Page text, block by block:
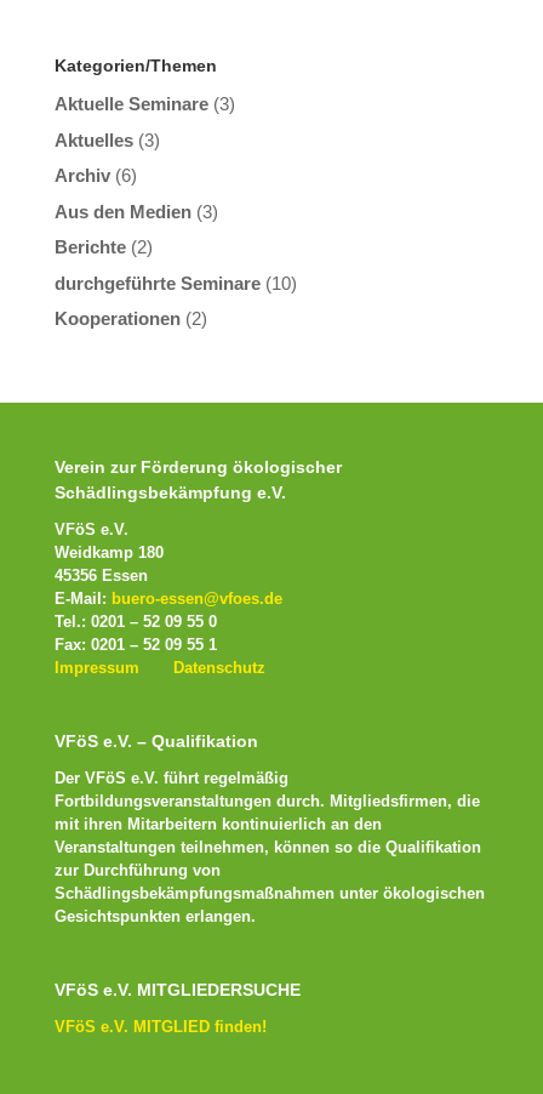
Kategorien/Themen
Aktuelle Seminare(3)
Aktuelles(3)
Archiv(6)
Aus den Medien(3)
Berichte(2)
durchgeführte Seminare(10)
Kooperationen(2)
Verein zur Förderung ökologischer
Schädlingsbekämpfung e.V.
VFöS e.V.
Weidkamp 180
45356 Essen
E-Mail: buero-essen@vfoes.de
Tel.: 0201 – 52 09 55 0
Fax: 0201 – 52 09 55 1
Impressum
Datenschutz
VFöS e.V. – Qualifikation
Der VFöS e.V. führt regelmäßig
Fortbildungsveranstaltungen durch. Mitgliedsfirmen, die
mit ihren Mitarbeitern kontinuierlich an den
Veranstaltungen teilnehmen, können so die Qualifikation
zur Durchführung von
Schädlingsbekämpfungsmaßnahmen unter ökologischen
Gesichtspunkten erlangen.
VFöS e.V. MITGLIEDERSUCHE
VFöS e.V. MITGLIED finden!